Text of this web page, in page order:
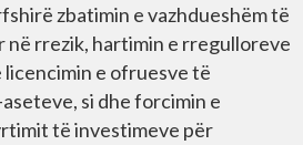
zbatimin e vazhdueshëm të
në rrezik, hartimin e rregulloreve
e ofruesve të
si dhe forcimin e
të investimeve për